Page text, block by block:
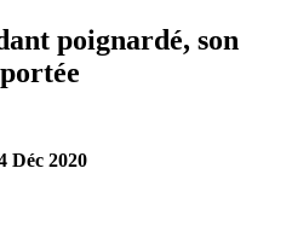
poignardé, son
Déc 2020